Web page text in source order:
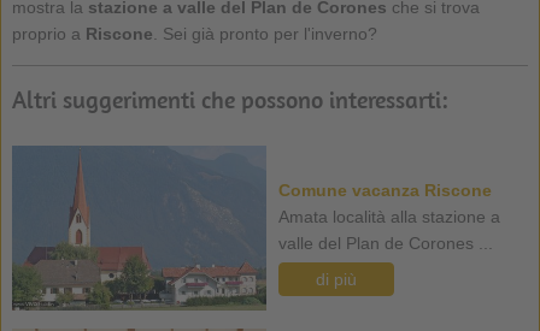
mostra la stazione a valle del Plan de Corones che si trova
proprio a Riscone . Sei già pronto per l'inverno?
Altri suggerimenti che possono interessarti:
Comune vacanza Riscone
Amata località alla stazione a
valle del Plan de Corones ...
di più